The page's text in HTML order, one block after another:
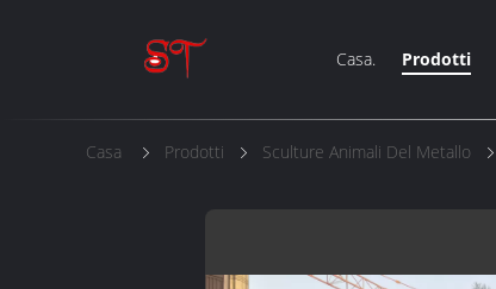
Casa. Prodotti
Casa Prodotti Sculture Animali Del Metallo